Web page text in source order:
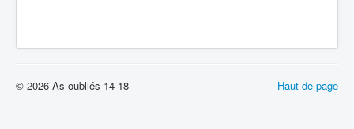
Haut de page
© 2026 As oubliés 14-18